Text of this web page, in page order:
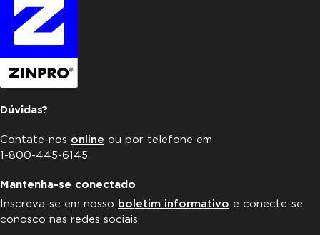
Dúvidas?
Contate-nos online ou por telefone em
1-800-445-6145.
Mantenha-se conectado
Inscreva-se em nosso boletim informativo e conecte-se
conosco nas redes sociais.